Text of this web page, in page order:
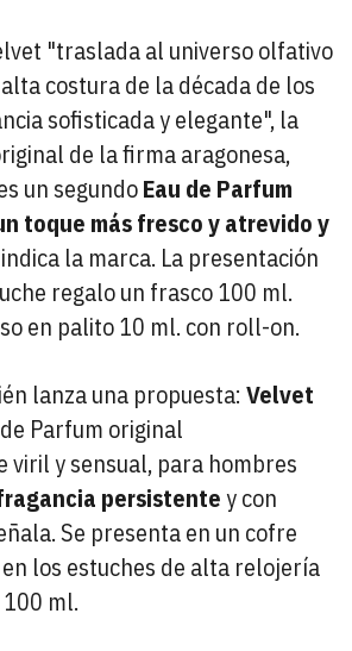
"traslada al universo olfativo
costura de la década de los
sofisticada y elegante", la
de la firma aragonesa,
un segundoEau de Parfum
toque más fresco y atrevido y
la marca. La presentación
regalo un frasco 100 ml.
en palito 10 ml. con roll-on.
lanza una propuesta:Velvet
Parfum original
viril y sensual, para hombres
persistentey con
Se presenta en un cofre
los estuches de alta relojería
ml.